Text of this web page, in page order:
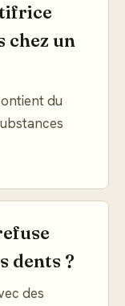
chez un
du
dents ?
des